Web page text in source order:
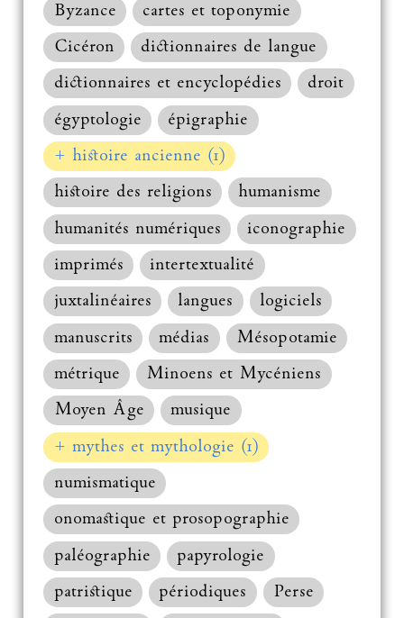
Byzance
cartes et toponymie
Cicéron
dictionnaires de langue
dictionnaires et encyclopédies
droit
égyptologie
épigraphie
+ histoire ancienne (1)
histoire des religions
humanisme
humanités numériques
iconographie
imprimés
intertextualité
juxtalinéaires
langues
logiciels
manuscrits
médias
Mésopotamie
métrique
Minoens et Mycéniens
Moyen Âge
musique
+ mythes et mythologie (1)
numismatique
onomastique et prosopographie
paléographie
papyrologie
patristique
périodiques Perse